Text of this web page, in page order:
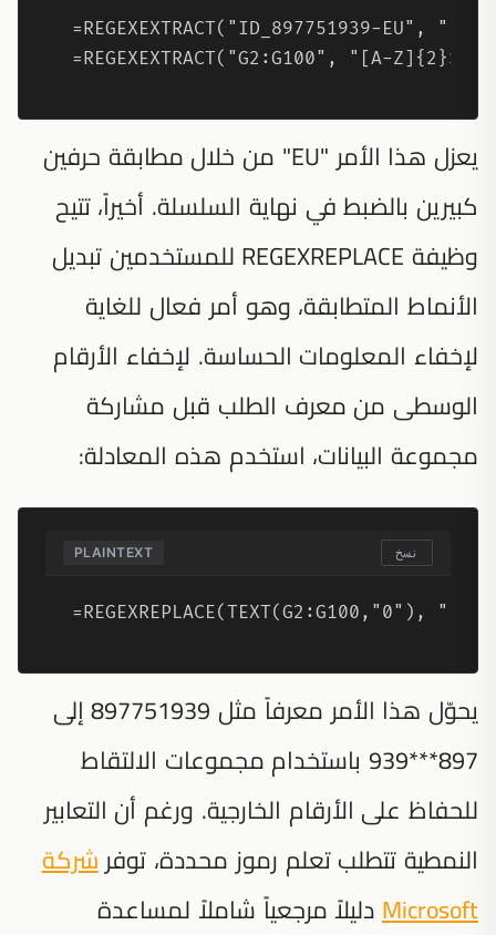
=REGEXEXTRACT("ID_897751939-EU",
=REGEXEXTRACT("G2:G100", "[A-Z]{2}$")
يعزل هذا الأمر "EU" من خلال مطابقة حرفين
كبيرين بالضبط في نهاية السلسلة. أخيراً، تتيح
وظيفة REGEXREPLACE للمستخدمين تبديل
الأنماط المتطابقة، وهو أمر فعال للغاية
لإخفاء المعلومات الحساسة. لإخفاء الأرقام
الوسطى من معرف الطلب قبل مشاركة
مجموعة البيانات، استخدم هذه المعادلة:
PLAINTEXT نسخ
يحوّل هذا الأمر معرفاً مثل 897751939 إلى
897***939 باستخدام مجموعات الالتقاط
للحفاظ على الأرقام الخارجية. ورغم أن التعابير
النمطية تتطلب تعلم رموز محددة، توفرشركة
Microsoftدليلاً مرجعياً شاملاً لمساعدة